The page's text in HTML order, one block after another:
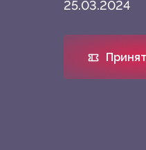
25.03.2024